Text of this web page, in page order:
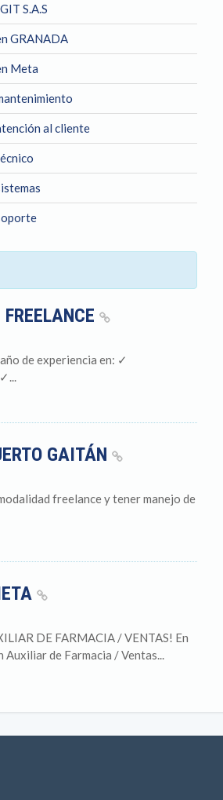
S.A.S
GRANADA
Meta
al cliente
de experiencia en: ✓
GAITÁN
freelance y tener manejo de
DE FARMACIA / VENTAS! En
Auxiliar de Farmacia / Ventas...